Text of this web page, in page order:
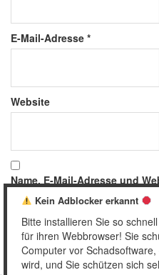
E-Mail-Adresse *
Website
Name, E-Mail-Adresse und
meinen nächsten Kommentar
Kein Adblocker erkannt
Bitte installieren Sie so
für ihren Webbrowser! Sie
Computer vor
wird, und Sie schützen sich